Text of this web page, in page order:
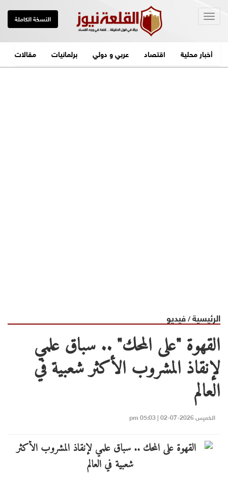
النسخة الكاملة
أخبار محلية اقتصاد عربي و دولي برلمانيات مقالات
الرئيسية/فيديو
القهوة "على المحك" .. سباق علمي
لإنقاذ المشروب الأكثر شعبية في
العالم
الخميس 2026-07-02 | 05:03 pm